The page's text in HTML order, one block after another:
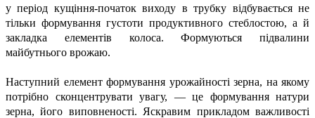
у період кущіння-початок виходу в трубку відбувається не
тільки формування густоти продуктивного стеблостою, а й
закладка елементів колоса. Формуються підвалини
майбутнього врожаю.
Наступний елемент формування урожайності зерна, на якому
потрібно сконцентрувати увагу, — це формування натури
зерна, його виповненості. Яскравим прикладом важливості